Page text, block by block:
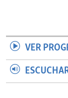
VER